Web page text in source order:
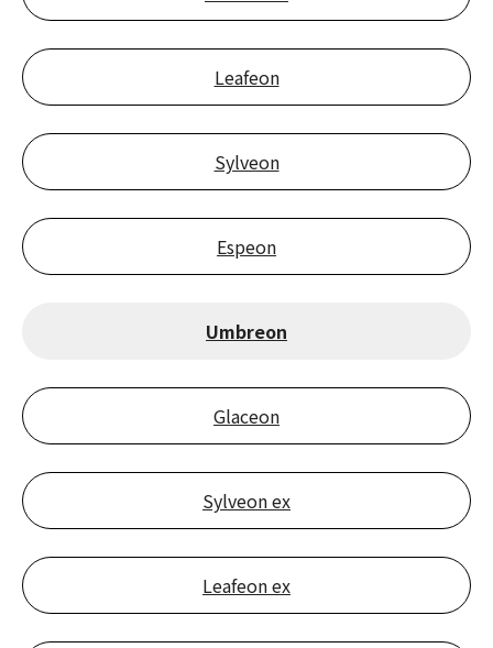
Leafeon
Sylveon
Espeon
Umbreon
Glaceon
Sylveon ex
Leafeon ex